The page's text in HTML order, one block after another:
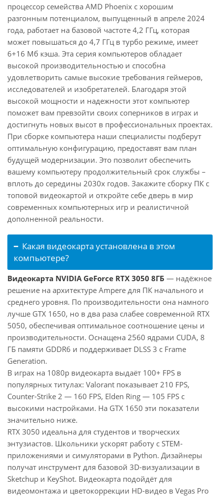
процессор семейства AMD Phoenix с хорошим
разгонным потенциалом, выпущенный в апреле 2024
года, работает на базовой частоте 4,2 ГГц, которая
может повышаться до 4,7 ГГц в турбо режиме, имеет
6+16 Мб кэша. Эта серия компьютеров обладает
высокой производительностью и способна
удовлетворить самые высокие требования геймеров,
исследователей и изобретателей. Благодаря этой
высокой мощности и надежности этот компьютер
поможет вам превзойти своих соперников в играх и
достигнуть новых высот в профессиональных проектах.
При сборке компьютера наши специалисты подберут
оптимальную конфигурацию, предоставят вам план
будущей модернизации. Это позволит обеспечить
вашему компьютеру продолжительный срок службы –
вплоть до середины 2030х годов. Закажите сборку ПК с
топовой видеокартой и откройте себе дверь в мир
современных компьютерных игр и реалистичной
дополненной реальности.
Какая видеокарта установлена в этом
компьютере?
Видеокарта NVIDIA GeForce RTX 3050 8ГБ — надёжное
решение на архитектуре Ampere для ПК начального и
среднего уровня. По производительности она намного
лучше GTX 1650, но в два раза слабее современной RTX
5050, обеспечивая оптимальное соотношение цены и
производительности. Оснащена 2560 ядрами CUDA, 8
ГБ памяти GDDR6 и поддерживает DLSS 3 с Frame
Generation.
В играх на 1080p видеокарта выдаёт 100+ FPS в
популярных титулах: Valorant показывает 210 FPS,
Counter-Strike 2 — 160 FPS, Elden Ring — 105 FPS с
высокими настройками. На GTX 1650 эти показатели
значительно ниже.
RTX 3050 идеальна для студентов и творческих
энтузиастов. Школьники ускорят работу с STEM-
приложениями и симуляторами в Python. Дизайнеры
получат инструмент для базовой 3D-визуализации в
Sketchup и KeyShot. Видеокарта подойдёт для
видеомонтажа и цветокоррекции HD-видео в Vegas Pro